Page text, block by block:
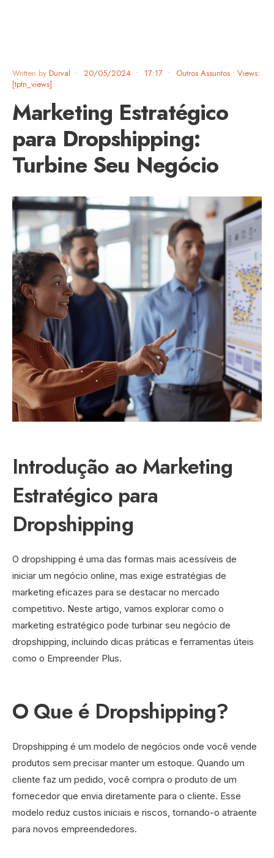
Written by Durval • 20/05/2024 • 17:17 • Outros Assuntos • Views:
[tptn_views]
Marketing Estratégico
para Dropshipping:
Turbine Seu Negócio
Introdução ao Marketing
Estratégico para
Dropshipping
O dropshipping é uma das formas mais acessíveis de
iniciar um negócio online, mas exige estratégias de
marketing eficazes para se destacar no mercado
competitivo. Neste artigo, vamos explorar como o
marketing estratégico pode turbinar seu negócio de
dropshipping, incluindo dicas práticas e ferramentas úteis
como o Empreender Plus.
O Que é Dropshipping?
Dropshipping é um modelo de negócios onde você vende
produtos sem precisar manter um estoque. Quando um
cliente faz um pedido, você compra o produto de um
fornecedor que envia diretamente para o cliente. Esse
modelo reduz custos iniciais e riscos, tornando-o atraente
para novos empreendedores.